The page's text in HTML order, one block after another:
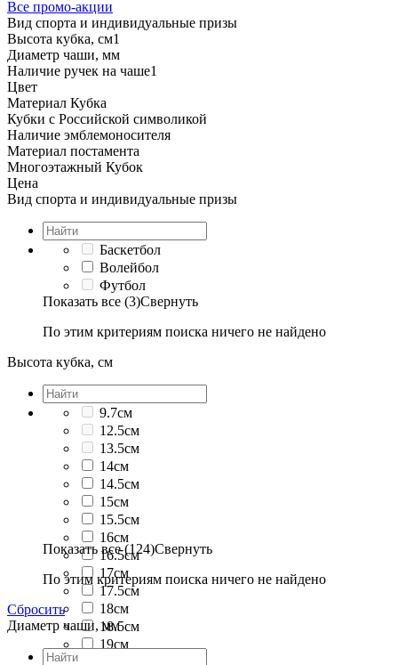
Все промо-акции
Вид спорта и индивидуальные призы
Высота кубка, см1
Диаметр чаши, мм
Наличие ручек на чаше1
Цвет
Материал Кубка
Кубки с Российской символикой
Наличие эмблемоносителя
Материал постамента
Многоэтажный Кубок
Цена
Вид спорта и индивидуальные призы
Баскетбол
Волейбол
Футбол
Показать все (3)Свернуть
По этим критериям поиска ничего не найдено
Высота кубка, см
9.7см
12.5см
13.5см
14см
14.5см
15см
15.5см
16см
16.5см
17см
17.5см
18см
18.5см
19см
Показать все (124)Свернуть
По этим критериям поиска ничего не найдено
Сбросить
Диаметр чаши, мм